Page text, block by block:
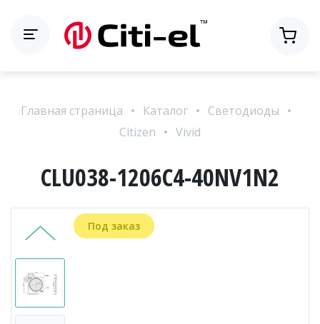
Главная страница Каталог
Светодиоды
Citizen
Vivid
CLU038-1206C4-40NV1N2
Под заказ